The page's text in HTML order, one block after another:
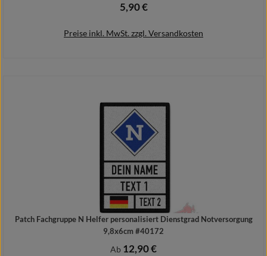
Regulärer Preis:
5,90 €
Preise inkl. MwSt. zzgl. Versandkosten
Patch Fachgruppe N Helfer personalisiert Dienstgrad Notversorgung
9,8x6cm #40172
Regulärer Preis:
Ab 12,90 €